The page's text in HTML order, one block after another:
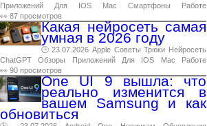
Приложений
Для IOS Mac Смартфоны
Работе
👀 87 просмотров
Какая нейросеть самая
умная в 2026 году
🕑 23.07.2026 Apple Советы Трюки Нейросеть
ChatGPT
Обзоры Приложений Для IOS Mac
Работе
👀 90 просмотров
One UI 9 вышла: что
реально изменится в
вашем Samsung и как
обновиться